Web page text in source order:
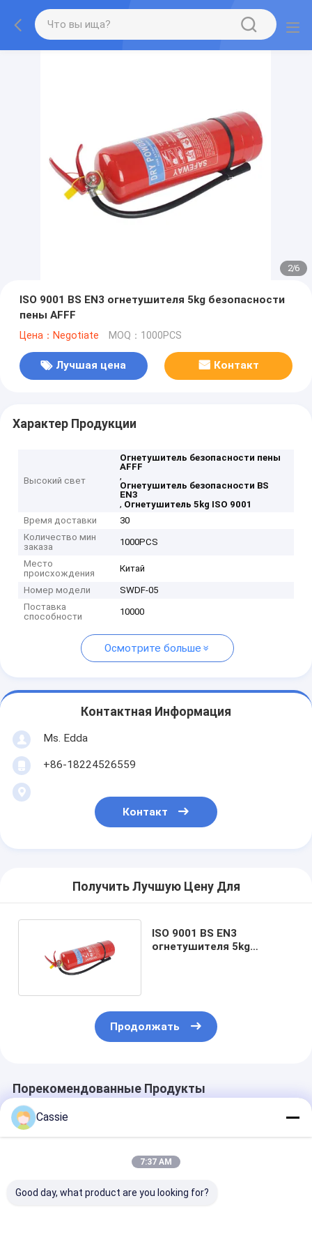
2/6
ISO 9001 BS EN3 огнетушителя 5kg безопасности
пены AFFF
Цена：Negotiate MOQ：1000PCS
Лучшая цена Контакт
Характер Продукции
Высокий свет
Огнетушитель безопасности пены
AFFF
,
Огнетушитель безопасности BS
EN3
, Огнетушитель 5kg ISO 9001
Время доставки
30
Количество мин
заказа
1000PCS
Место
происхождения
Китай
Номер модели
SWDF-05
Поставка
способности
10000
Осмотрите больше
Контактная Информация
Ms. Edda
+86-18224526559
Контакт
Получить Лучшую Цену Для
ISO 9001 BS EN3
огнетушителя 5kg
Продолжать
Порекомендованные Продукты
Cassie
7:37 AM
Good day, what product are you looking for?